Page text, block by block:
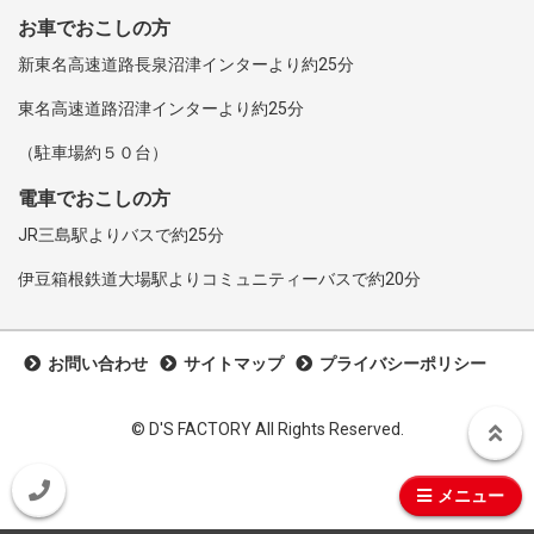
メニュー
お車でおこしの方
新東名高速道路長泉沼津インターより約25分
東名高速道路沼津インターより約25分
（駐車場約５０台）
電車でおこしの方
JR三島駅よりバスで約25分
伊豆箱根鉄道大場駅よりコミュニティーバスで約20分
お問い合わせ サイトマップ プライバシーポリシー
©︎ D'S FACTORY All Rights Reserved.